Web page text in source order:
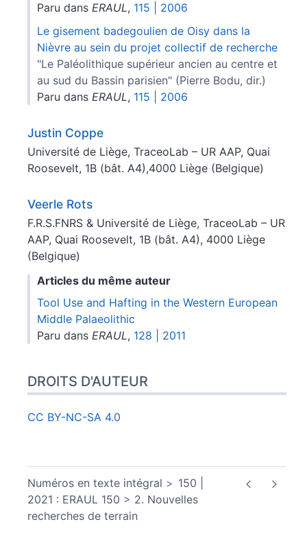
Paru dans ERAUL, 115 | 2006
Le gisement badegoulien de Oisy dans la
Nièvre au sein du projet collectif de recherche
"Le Paléolithique supérieur ancien au centre et
au sud du Bassin parisien" (Pierre Bodu, dir.)
Paru dans ERAUL, 115 | 2006
Justin Coppe
Université de Liège, TraceoLab – UR AAP, Quai
Roosevelt, 1B (bât. A4),4000 Liège (Belgique)
Veerle Rots
F.R.S.FNRS & Université de Liège, TraceoLab – UR
AAP, Quai Roosevelt, 1B (bât. A4), 4000 Liège
(Belgique)
Articles du même auteur
Tool Use and Hafting in the Western European
Middle Palaeolithic
Paru dans ERAUL, 128 | 2011
DROITS D'AUTEUR
CC BY-NC-SA 4.0
Numéros en texte intégral
150 |
2021 : ERAUL 150
2. Nouvelles
recherches de terrain